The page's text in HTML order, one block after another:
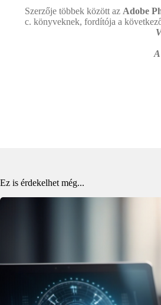
Szerzője többek között az Adobe
c. könyveknek, fordítója a
Ez is érdekelhet még...